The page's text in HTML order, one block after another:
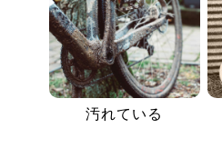
汚れている